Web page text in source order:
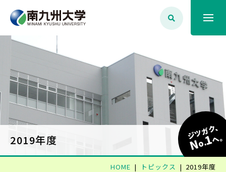
大学案内
学生生活
学部学科・大学院
就職・資格
2019年度 ジツガク、
No.1へ
HOME トピックス 2019年度